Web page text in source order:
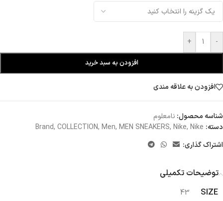
-
+
افزودن به سبد خرید
افزودن به علاقه مندی
شناسه محصول: نامعلوم
دسته:
Brand, COLLECTION, Men, MEN SNEAKERS, Nike, Nike
اشتراک گذاری:
توضیحات تکمیلی
SIZE
43